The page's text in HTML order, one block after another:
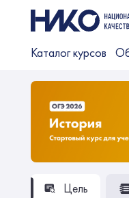
Каталог курсов
Цель